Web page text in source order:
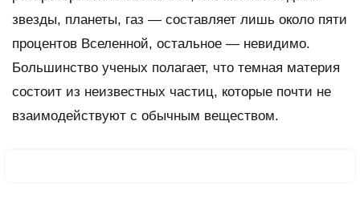
звезды, планеты, газ — составляет лишь около пяти
процентов Вселенной, остальное — невидимо.
Большинство ученых полагает, что темная материя
состоит из неизвестных частиц, которые почти не
взаимодействуют с обычным веществом.